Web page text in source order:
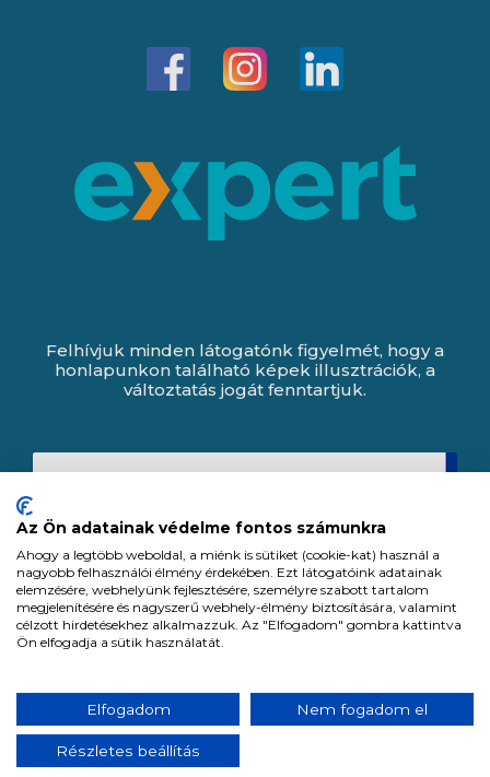
Felhívjuk minden látogatónk figyelmét, hogy a
honlapunkon található képek illusztrációk, a
változtatás jogát fenntartjuk.
Minden jog fenntartva. All rights reserved.
Tervezte és készítette:
Vision-Software, az Octopus 8 ERP forgalmazója.
Az Ön adatainak védelme fontos számunkra
Ahogy a legtöbb weboldal, a miénk is sütiket (cookie-kat) használ a
nagyobb felhasználói élmény érdekében. Ezt látogatóink adatainak
elemzésére, webhelyünk fejlesztésére, személyre szabott tartalom
megjelenítésére és nagyszerű webhely-élmény biztosítására, valamint
célzott hirdetésekhez alkalmazzuk. Az "Elfogadom" gombra kattintva
Ön elfogadja a sütik használatát.
Elfogadom Nem fogadom el
Részletes beállítás